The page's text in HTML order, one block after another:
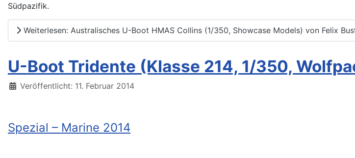
Südpazifik.
Weiterlesen: Australisches U-Boot HMAS Collins (1/350, Showcase Models) von Felix
U-Boot Tridente (Klasse 214, 1/350,
Details
Veröffentlicht: 11. Februar 2014
Spezial – Marine 2014